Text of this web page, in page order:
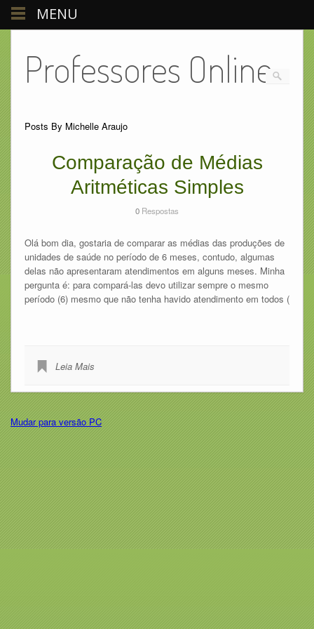
Professores Online
Posts By Michelle Araujo
Comparação de Médias
Aritméticas Simples
0 Respostas
Olá bom dia, gostaria de comparar as médias das produções de
unidades de saúde no período de 6 meses, contudo, algumas
delas não apresentaram atendimentos em alguns meses. Minha
pergunta é: para compará-las devo utilizar sempre o mesmo
período (6) mesmo que não tenha havido atendimento em todos (
Leia Mais
Mudar para versão PC
MENU